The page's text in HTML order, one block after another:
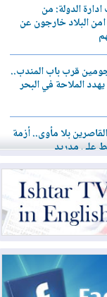
الدولة: من
خارجون عن
قرب باب المندب..
في البحر
بلا مأوى.. أزمة
مدريد
لمدة عام.. بدء توريد 100
غاز كورمور في
العراقية
تواجه العراق